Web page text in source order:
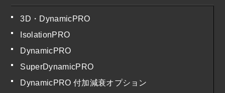
3D・DynamicPRO
IsolationPRO
DynamicPRO
SuperDynamicPRO
DynamicPRO 付加減衰オプション